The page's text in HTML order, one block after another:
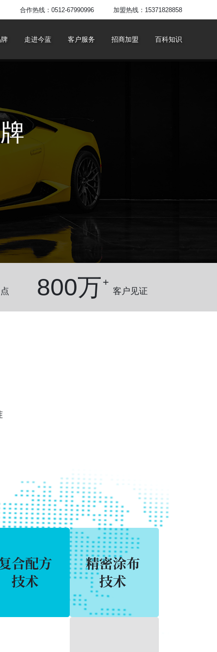
合作热线：0512-67990996 加盟热线：15371828858
走进今蓝 客户服务 招商加盟 百科知识
800万 +
客户见证